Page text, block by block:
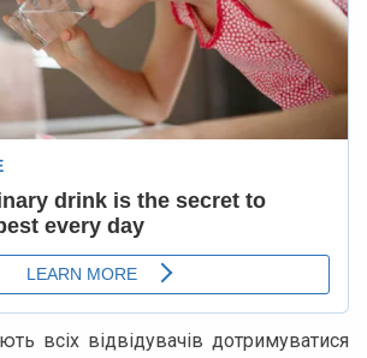
всіх відвідувачів дотримуватися